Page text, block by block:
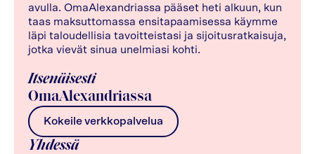
avulla. OmaAlexandriassa pääset heti alkuun, kun
taas maksuttomassa ensitapaamisessa käymme
läpi taloudellisia tavoitteistasi ja sijoitusratkaisuja,
jotka vievät sinua unelmiasi kohti.
Itsenäisesti
OmaAlexandriassa
Kokeile verkkopalvelua
Yhdessä